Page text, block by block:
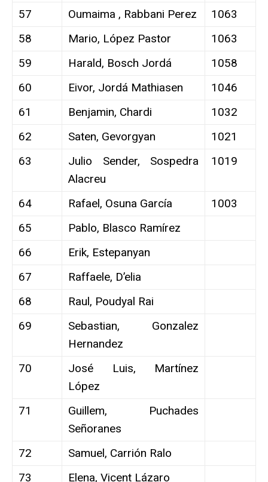
57
Oumaima , Rabbani Perez
1063
58
Mario, López Pastor
1063
59
Harald, Bosch Jordá
1058
60
Eivor, Jordá Mathiasen
1046
61
Benjamin, Chardi
1032
62
Saten, Gevorgyan
1021
63
Julio Sender, Sospedra
Alacreu
1019
64 Rafael, Osuna García
1003
65
Pablo, Blasco Ramírez
66
Erik, Estepanyan
67
Raffaele, D’elia
68
Raul, Poudyal Rai
69
Sebastian, Gonzalez
Hernandez
70
José Luis, Martínez
López
71
Guillem, Puchades
Señoranes
72
Samuel, Carrión Ralo
73
Elena, Vicent Lázaro